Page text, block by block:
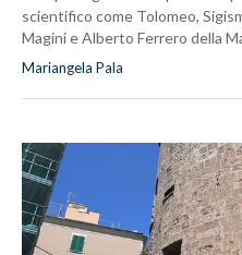
scientifico come Tolomeo,
Magini e Alberto Ferrero della
Mariangela Pala